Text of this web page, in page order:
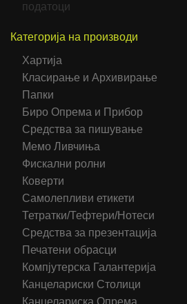
податоци
Категорија на производи
Хартија
Класирање и Архивирање
Папки
Биро Опрема и Прибор
Средства за пишување
Мемо Ливчиња
Фискални ролни
Коверти
Самолепливи етикети
Тетратки/Тефтери/Нотеси
Средства за презентација
Печатени обрасци
Компјутерска Галантерија
Канцелариски Столици
Канцелариска Опрема